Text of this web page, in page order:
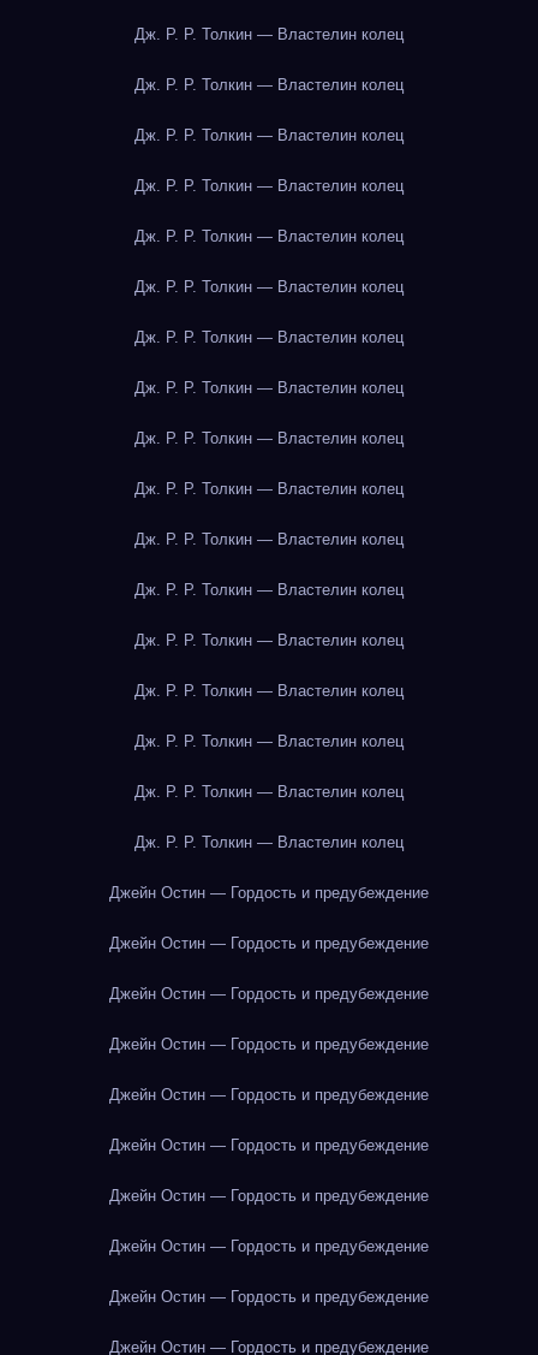
Дж. Р. Р. Толкин — Властелин колец
Дж. Р. Р. Толкин — Властелин колец
Дж. Р. Р. Толкин — Властелин колец
Дж. Р. Р. Толкин — Властелин колец
Дж. Р. Р. Толкин — Властелин колец
Дж. Р. Р. Толкин — Властелин колец
Дж. Р. Р. Толкин — Властелин колец
Дж. Р. Р. Толкин — Властелин колец
Дж. Р. Р. Толкин — Властелин колец
Дж. Р. Р. Толкин — Властелин колец
Дж. Р. Р. Толкин — Властелин колец
Дж. Р. Р. Толкин — Властелин колец
Дж. Р. Р. Толкин — Властелин колец
Дж. Р. Р. Толкин — Властелин колец
Дж. Р. Р. Толкин — Властелин колец
Дж. Р. Р. Толкин — Властелин колец
Дж. Р. Р. Толкин — Властелин колец
Джейн Остин — Гордость и предубеждение
Джейн Остин — Гордость и предубеждение
Джейн Остин — Гордость и предубеждение
Джейн Остин — Гордость и предубеждение
Джейн Остин — Гордость и предубеждение
Джейн Остин — Гордость и предубеждение
Джейн Остин — Гордость и предубеждение
Джейн Остин — Гордость и предубеждение
Джейн Остин — Гордость и предубеждение
Джейн Остин — Гордость и предубеждение